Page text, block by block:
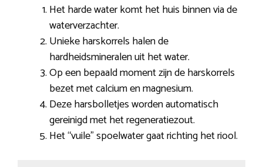
Het harde water komt het huis binnen via de
waterverzachter.
Unieke harskorrels halen de
hardheidsmineralen uit het water.
Op een bepaald moment zijn de harskorrels
bezet met calcium en magnesium.
Deze harsbolletjes worden automatisch
gereinigd met het regeneratiezout.
Het “vuile” spoelwater gaat richting het riool.